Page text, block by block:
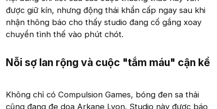
được giữ kín, nhưng động thái khẩn cấp ngay sau khi
nhận thông báo cho thấy studio đang cố gắng xoay
chuyển tình thế vào phút chót.
Nỗi sợ lan rộng và cuộc "tắm máu" cận kề​
Không chỉ có Compulsion Games, bóng đen sa thải
cũng đang đe dọa Arkane Lyon. Studio này được báo